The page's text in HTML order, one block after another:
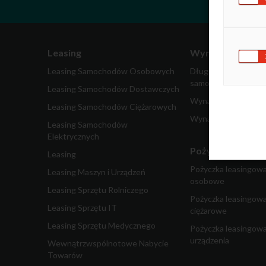
Leasing
Leasing Samochodów Osobowych
Leasing Samochodów Dostawczych
Leasing Samochodów Ciężarowych
Leasing Samochodów
Elektrycznych
Leasing
Leasing Maszyn i Urządzeń
Leasing Sprzętu Rolniczego
Leasing Sprzętu IT
Leasing Sprzętu Medycznego
Wewnątrzwspólnotowe Nabycie
Towarów
Wynajem
Długoterminowy
samochodów
Wynajem
Wynajem pojazdów
Pożyczka dla firm
Pożyczka
osobowe
Pożyczka
ciężarowe
Pożyczka
urządzenia